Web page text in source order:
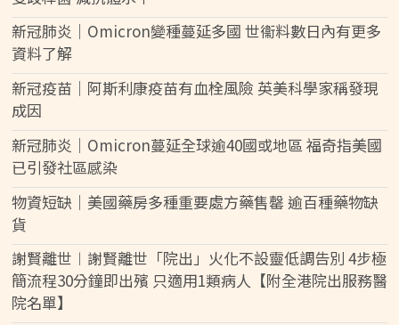
新冠肺炎｜Omicron變種蔓延多國 世衞料數日內有更多
資料了解
新冠疫苗｜阿斯利康疫苗有血栓風險 英美科學家稱發現
成因
新冠肺炎｜Omicron蔓延全球逾40國或地區 福奇指美國
已引發社區感染
物資短缺｜美國藥房多種重要處方藥售罄 逾百種藥物缺
貨
謝賢離世︱謝賢離世「院出」火化不設靈低調告別 4步極
簡流程30分鐘即出殯 只適用1類病人【附全港院出服務醫
院名單】